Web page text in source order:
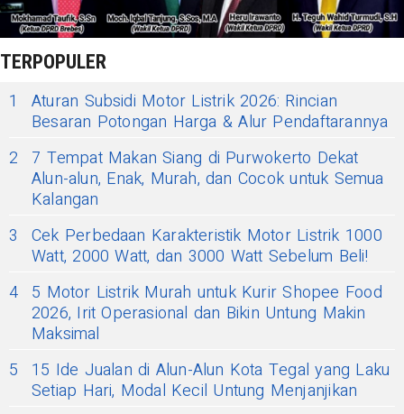
TERPOPULER
1
Aturan Subsidi Motor Listrik 2026: Rincian
Besaran Potongan Harga & Alur Pendaftarannya
2
7 Tempat Makan Siang di Purwokerto Dekat
Alun-alun, Enak, Murah, dan Cocok untuk Semua
Kalangan
3
Cek Perbedaan Karakteristik Motor Listrik 1000
Watt, 2000 Watt, dan 3000 Watt Sebelum Beli!
4 5 Motor Listrik Murah untuk Kurir Shopee Food
2026, Irit Operasional dan Bikin Untung Makin
Maksimal
5
15 Ide Jualan di Alun-Alun Kota Tegal yang Laku
Setiap Hari, Modal Kecil Untung Menjanjikan